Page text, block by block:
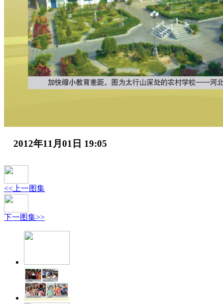
2012年11月01日 19:05
<<上一图集
下一图集>>